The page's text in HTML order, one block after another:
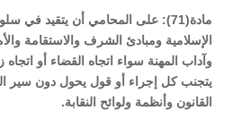
مادة(71): على المحامي أن يتقيد في
الإسلامية ومبادئ الشرف والاستقامة
وآداب المهنة سواء اتجاه القضاء أو اتجاه
يتجنب كل إجراء أو قول يحول دون سير
القانون وأنظمة ولوائح النقابة.